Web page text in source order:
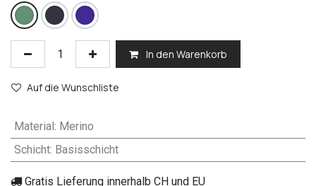
In den Warenkorb
Auf die Wunschliste
Material : Merino
Schicht: Basisschicht
Gratis Lieferung innerhalb CH und EU